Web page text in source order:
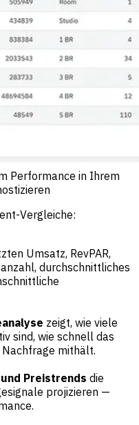
Performance in Ihrem
Vergleiche:
Umsatz, RevPAR,
durchschnittliches
zeigt, wie viele
sind, wie schnell das
mithält.
Preistrends die
projizieren —